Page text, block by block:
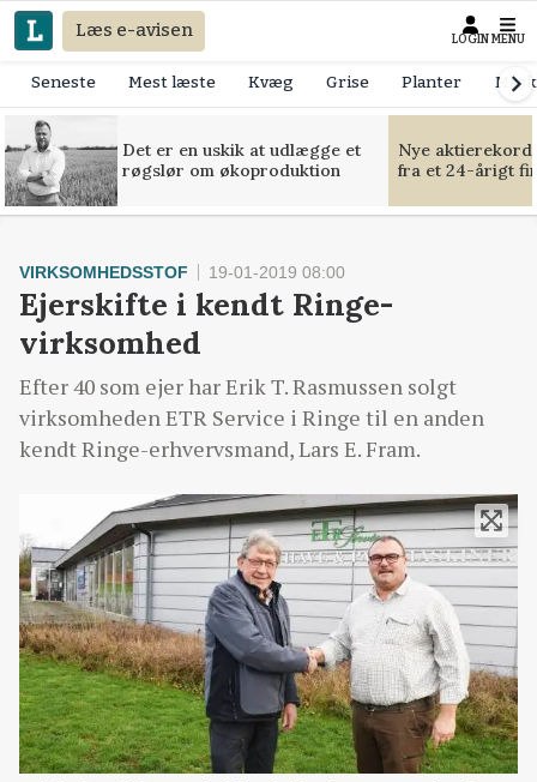
Læs e-avisen LOGIN MENU
Seneste Mest læste Kvæg Grise Planter
Det er en uskik at udlægge et
røgslør om økoproduktion
Nye
fra et 24-årigt
VIRKSOMHEDSSTOF 19-01-2019 08:00
Ejerskifte i kendt Ringe-
virksomhed
Efter 40 som ejer har Erik T. Rasmussen solgt
virksomheden ETR Service i Ringe til en anden
kendt Ringe-erhvervsmand, Lars E. Fram.